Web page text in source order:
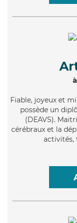
Fiable, joyeux et
possède un
(DEAVS).
cérébraux et la
activités,